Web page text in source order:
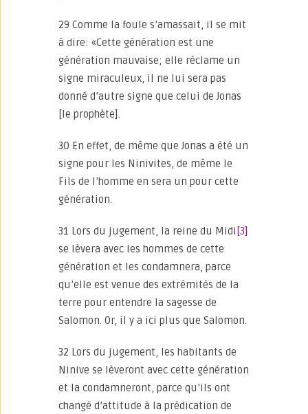
29 Comme la foule s’amassait, il se mit
à dire: «Cette génération est une
génération mauvaise; elle réclame un
signe miraculeux, il ne lui sera pas
donné d’autre signe que celui de Jonas
[le prophète].
30 En effet, de même que Jonas a été un
signe pour les Ninivites, de même le
Fils de l’homme en sera un pour cette
génération.
31 Lors du jugement, la reine du Midi [3]
se lèvera avec les hommes de cette
génération et les condamnera, parce
qu’elle est venue des extrémités de la
terre pour entendre la sagesse de
Salomon. Or, il y a ici plus que Salomon.
32 Lors du jugement, les habitants de
Ninive se lèveront avec cette génération
et la condamneront, parce qu’ils ont
changé d’attitude à la prédication de